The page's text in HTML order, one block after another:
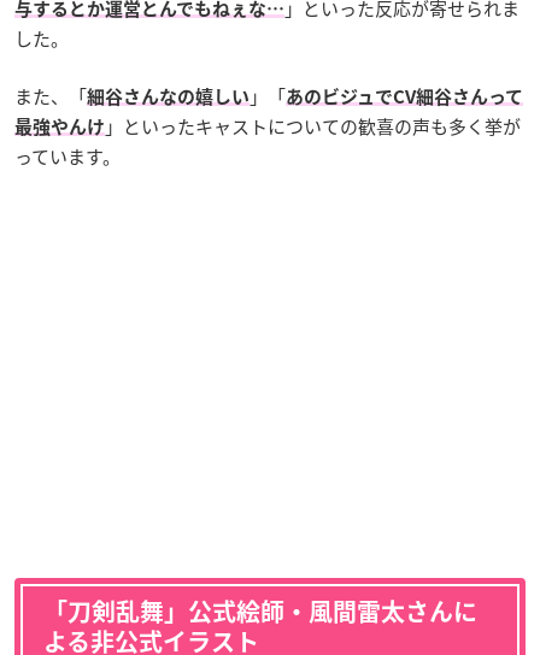
与するとか運営とんでもねぇな… 」といった反応が寄せられま
した。
また、「細谷さんなの嬉しい 」「あのビジュでCV細谷さんって
最強やんけ 」といったキャストについての歓喜の声も多く挙が
っています。
「刀剣乱舞」公式絵師・風間雷太さんに
よる非公式イラスト